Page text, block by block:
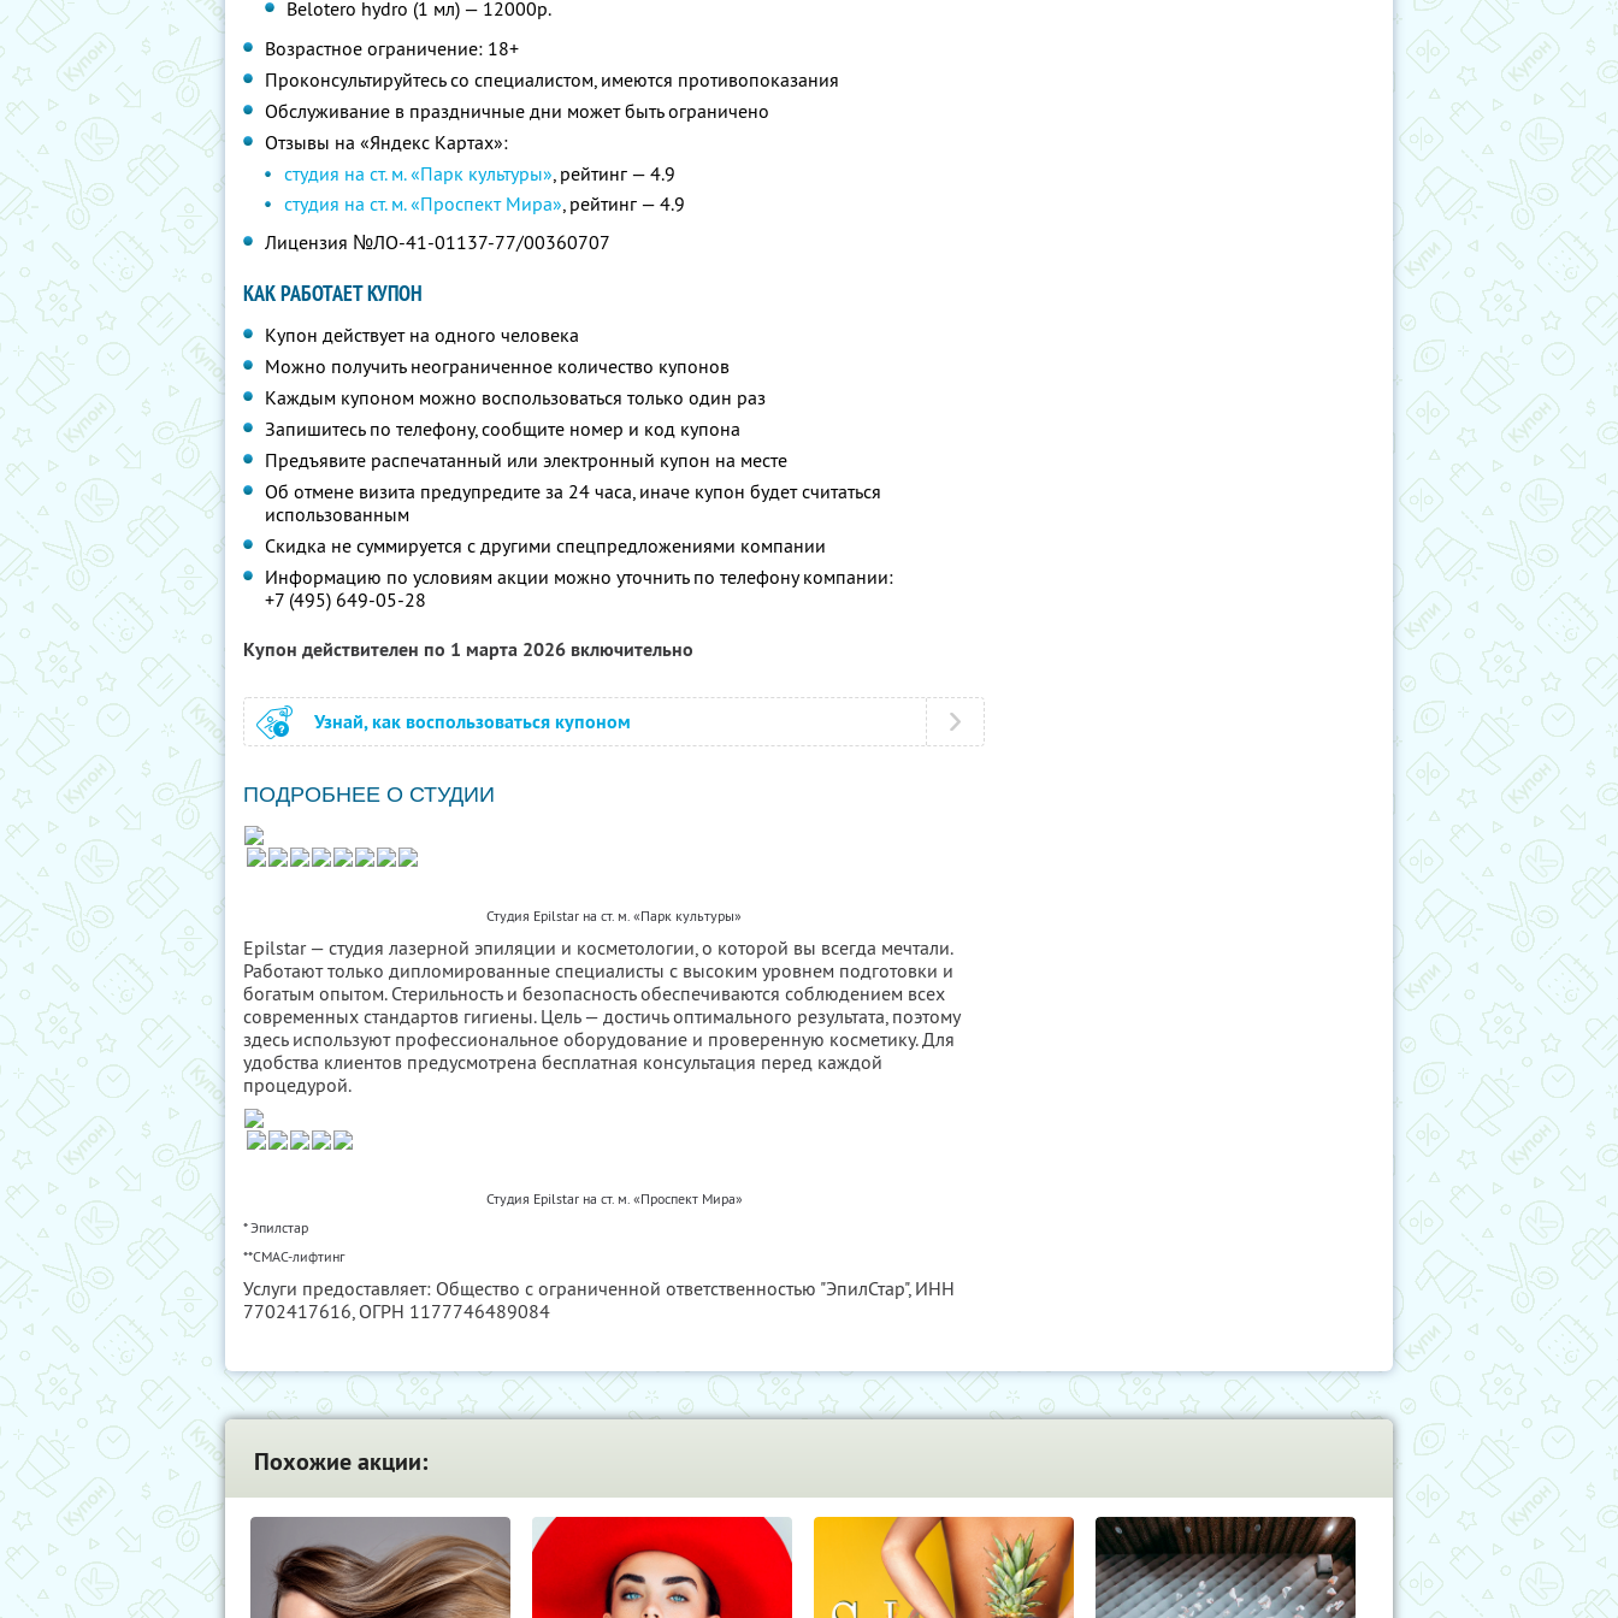
Belotero hydro (1 мл) — 12000р.
Возрастное ограничение: 18+
Проконсультируйтесь со специалистом, имеются противопоказания
Обслуживание в праздничные дни может быть ограничено
Отзывы на «Яндекс Картах»:
студия на ст. м. «Парк культуры», рейтинг — 4.9
студия на ст. м. «Проспект Мира», рейтинг — 4.9
Лицензия №ЛО-41-01137-77/00360707
КАК РАБОТАЕТ КУПОН
Купон действует на одного человека
Можно получить неограниченное количество купонов
Каждым купоном можно воспользоваться только один раз
Запишитесь по телефону, сообщите номер и код купона
Предъявите распечатанный или электронный купон на месте
Об отмене визита предупредите за 24 часа, иначе купон будет считаться
использованным
Скидка не суммируется с другими спецпредложениями компании
Информацию по условиям акции можно уточнить по телефону компании:
+7 (495) 649-05-28
Купон действителен по 1 марта 2026 включительно
Узнай, как воспользоваться купоном
ПОДРОБНЕЕ О СТУДИИ
Студия Epilstar на ст. м. «Парк культуры»
Epilstar — студия лазерной эпиляции и косметологии, о которой вы всегда мечтали.
Работают только дипломированные специалисты с высоким уровнем подготовки и
богатым опытом. Стерильность и безопасность обеспечиваются соблюдением всех
современных стандартов гигиены. Цель — достичь оптимального результата, поэтому
здесь используют профессиональное оборудование и проверенную косметику. Для
удобства клиентов предусмотрена бесплатная консультация перед каждой
процедурой.
Студия Epilstar на ст. м. «Проспект Мира»
* Эпилстар
**СМАС-лифтинг
Услуги предоставляет: Общество с ограниченной ответственностью "ЭпилСтар", ИНН
7702417616, ОГРН 1177746489084
Похожие акции: